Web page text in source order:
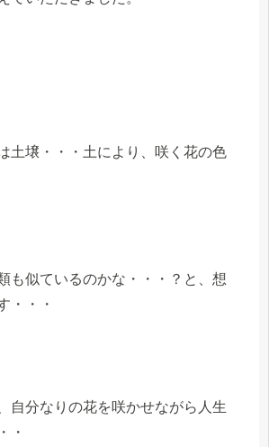
土壌・・・土により、咲く花の色
も似ているのかな・・・？と、想
・・・
自分なりの花を咲かせながら人生
・